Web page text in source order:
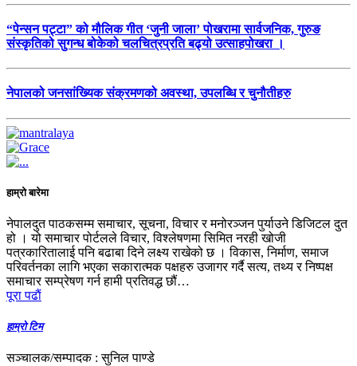
“पेन्सन पट्टा” को मौलिक गीत ‘जुनी जाला’ पोखरामा सार्वजनिक, गुरुङ
संस्कृतिको सुगन्ध बोकेको चलचित्रप्रति बढ्यो उत्साहपोखरा ।
नेपालको जनसांख्यिक संक्रमणको अवस्था, उपलब्धि र चुनौतीहरु
हाम्रो बारेमा
नेपालदुत पाठकसम्म समाचार, सूचना, विचार र मनोरञ्जन पुर्याउने डिजिटल दुत
हो । यो समाचार पोर्टलले विचार, विश्लेषणमा सिमित नरही खोजी
पत्रकारितालाई पनि बढाबा दिने लक्ष्य राखेको छ । विकास, निर्माण, समाज
परिवर्तनका लागि भएका सकारात्मक पक्षहरु उजागर गर्दै सत्य, तथ्य र निष्पक्ष
समाचार सम्प्रेषण गर्न हामी प्रतिवद्ध छौं…
पूरा पढाैं
हाम्रो टिम
सञ्चालक/सम्पादक : सुनिल पाण्डे